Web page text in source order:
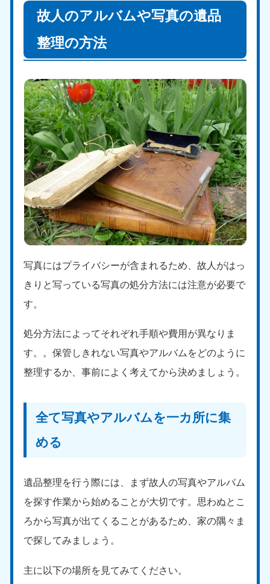
故人のアルバムや写真の遺品
整理の方法
写真にはプライバシーが含まれるため、故人がはっ
きりと写っている写真の処分方法には注意が必要で
す。
処分方法によってそれぞれ手順や費用が異なりま
す。。保管しきれない写真やアルバムをどのように
整理するか、事前によく考えてから決めましょう。
全て写真やアルバムを一カ所に集
める
遺品整理を行う際には、まず故人の写真やアルバム
を探す作業から始めることが大切です。思わぬとこ
ろから写真が出てくることがあるため、家の隅々ま
で探してみましょう。
主に以下の場所を見てみてください。
福島県
050-1881-5271
9:00〜19:00 年中無休
東京都
050-1881-5265
9:00〜19:00 年中無休
神奈川県
050-1881-5264
9:00〜19:00 年中無休
千葉県
050-1881-5268
9:00〜19:00 年中無休
埼玉県
050-1881-5266
9:00〜19:00 年中無休
栃木県
050-1881-5270
9:00〜19:00 年中無休
茨城県
050-1881-5269
9:00〜19:00 年中無休
050-1881-5267
9:00〜19:00 年中無休
愛知県
050-1881-5255
9:00〜19:00 年中無休
岐阜県
050-1881-5259
9:00〜19:00 年中無休
静岡県 長野県
050-1881-5258
9:00〜19:00 年中無休
富山県
050-1881-5262
9:00〜19:00 年中無休
山梨県
050-1881-5257
9:00〜19:00 年中無休
新潟県
9:00〜19:00 年中無休